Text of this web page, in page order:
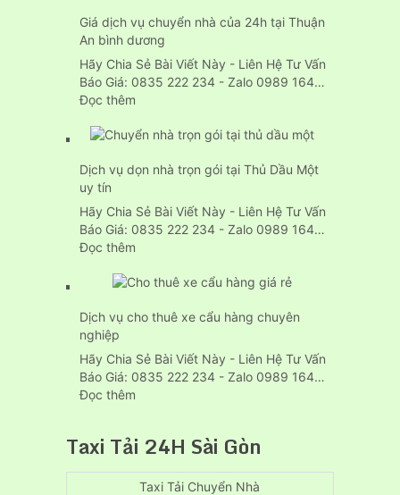
Văn
Phòng
Trọn
Gói
Giá dịch vụ chuyển nhà của 24h tại Thuận
An bình dương
Hãy Chia Sẻ Bài Viết Này - Liên Hệ Tư Vấn
Báo Giá: 0835 222 234 - Zalo 0989 164…
Đọc thêm:
dịch
chuyển
của
24h
An
dương
Dịch vụ dọn nhà trọn gói tại Thủ Dầu Một
uy tín
Hãy Chia Sẻ Bài Viết Này - Liên Hệ Tư Vấn
Báo Giá: 0835 222 234 - Zalo 0989 164…
Đọc thêm:
vụ
nhà
gói
tại
uy
Dịch vụ cho thuê xe cẩu hàng chuyên
nghiệp
Hãy Chia Sẻ Bài Viết Này - Liên Hệ Tư Vấn
Báo Giá: 0835 222 234 - Zalo 0989 164…
Đọc thêm:
cho
xe
Taxi Tải 24H Sài Gòn
Taxi Tải Chuyển Nhà